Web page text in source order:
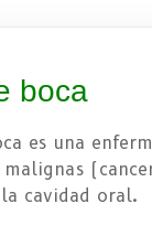
boca
es una
cavidad oral.